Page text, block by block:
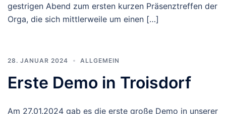
gestrigen Abend zum ersten kurzen Präsenztreffen der
Orga, die sich mittlerweile um einen […]
28. JANUAR 2024 ALLGEMEIN
Erste Demo in Troisdorf
Am 27.01.2024 gab es die erste große Demo in unserer